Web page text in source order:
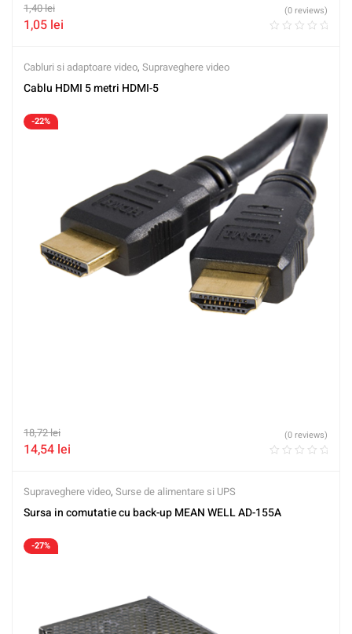
1,40lei
1,05 lei
(0 reviews)
Cabluri si adaptoare video, Supraveghere video
Cablu HDMI 5 metri HDMI-5
-22%
18,72lei
14,54 lei
(0 reviews)
Supraveghere video, Surse de alimentare si UPS
Sursa in comutatie cu back-up MEAN WELL AD-155A
-27%